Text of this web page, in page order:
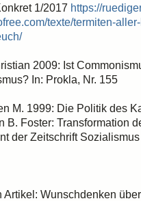
1/2017 https://
texte/termiten-
2009: Ist
In: Prokla, Nr. 155
M. 1999: Die Politik des
B. Foster: Transformation
der Zeitschrift
Artikel: Wunschdenken